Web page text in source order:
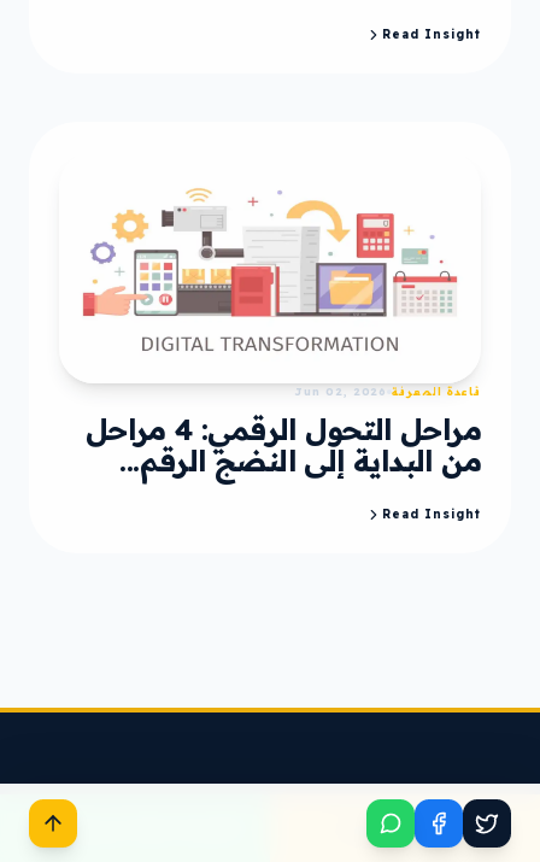
Read Insight
قاعدة المعرفة Jun 02, 2026
مراحل التحول الرقمي: 4 مراحل
من البداية إلى النضج الرقم...
Read Insight
ابدأ مشروعك تحدث معنا عبر واتساب